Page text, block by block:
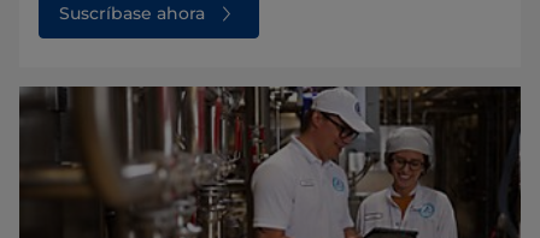
Suscríbase ahora